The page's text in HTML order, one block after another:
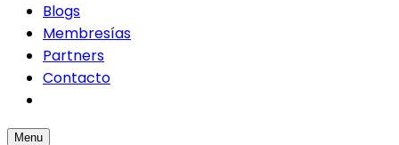
Blogs
Membresías
Partners
Contacto
Menu